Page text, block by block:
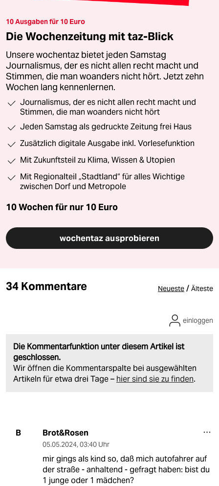
10 Ausgaben für 10 Euro
Die Wochenzeitung mit taz-Blick
Unsere wochentaz bietet jeden Samstag
Journalismus, der es nicht allen recht macht und
Stimmen, die man woanders nicht hört. Jetzt zehn
Wochen lang kennenlernen.
Journalismus, der es nicht allen recht macht und
Stimmen, die man woanders nicht hört
Jeden Samstag als gedruckte Zeitung frei Haus
Zusätzlich digitale Ausgabe inkl. Vorlesefunktion
Mit Zukunftsteil zu Klima, Wissen & Utopien
Mit Regionalteil „Stadtland“ für alles Wichtige
zwischen Dorf und Metropole
10 Wochen für nur 10 Euro
wochentaz ausprobieren
34 Kommentare Neueste / Älteste
Die Kommentarfunktion unter diesem Artikel ist
geschlossen.
Wir öffnen die Kommentarspalte bei ausgewählten
Artikeln für etwa drei Tage – hier sind sie zu finden.
einloggen
B Brot&Rosen
05.05.2024, 03:40 Uhr
mir gings als kind so, daß mich autofahrer auf
der straße - anhaltend - gefragt haben: bist du
1 junge oder 1 mädchen?